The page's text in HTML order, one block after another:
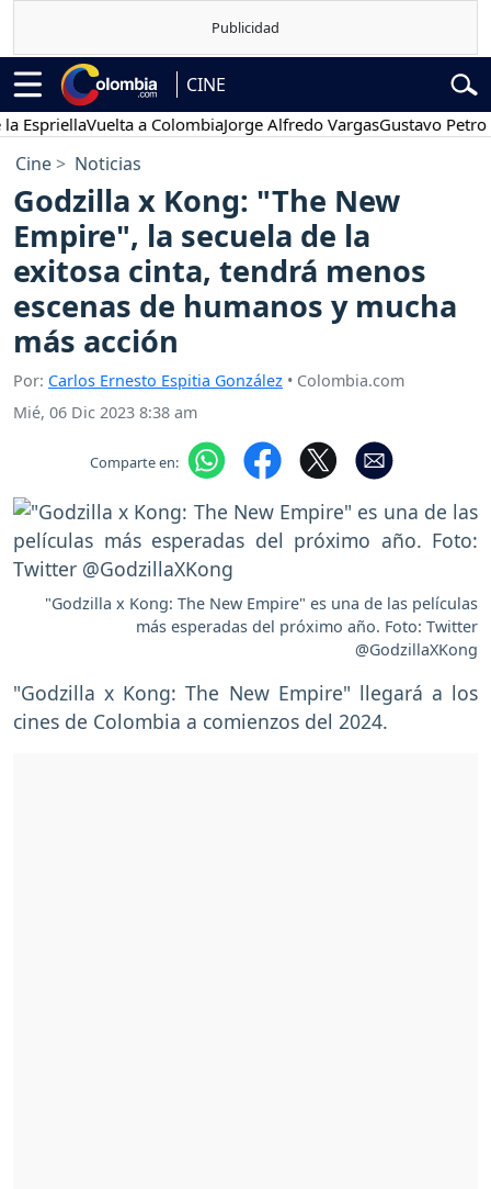
CINE
Vuelta a ColombiaJorge Alfredo VargasGustavo Petro
Cine Noticias
Godzilla x Kong: "The New
Empire", la secuela de la
exitosa cinta, tendrá menos
escenas de humanos y mucha
más acción
Por: Carlos Ernesto Espitia González • Colombia.com
Mié, 06 Dic 2023 8:38 am
Comparte en:
"Godzilla x Kong: The New Empire" es una de las películas
más esperadas del próximo año. Foto: Twitter
@GodzillaXKong
"Godzilla x Kong: The New Empire" llegará a los
cines de Colombia a comienzos del 2024.